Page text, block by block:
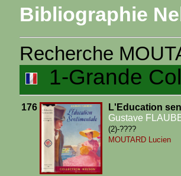
Bibliographie
Recherche
1-Grande
176
L'Education
Gustave
(2)-????
MOUTARD Lucien